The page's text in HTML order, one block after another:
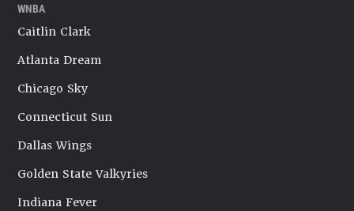
WNBA
Caitlin Clark
Atlanta Dream
Chicago Sky
Connecticut Sun
Dallas Wings
Golden State Valkyries
Indiana Fever